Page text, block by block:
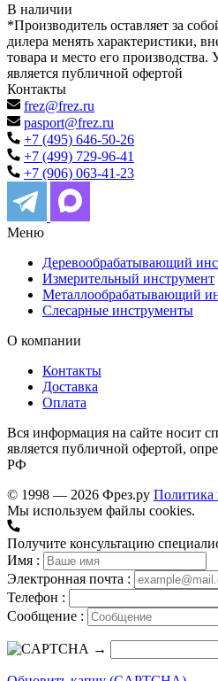
В наличии
*Производитель оставляет за
дилера менять характеристики,
товара и место его
является публичной офертой
Контакты
frez@frez.ru
pasport@frez.ru
+7 (495) 646-50-26
+7 (499) 729-96-41
+7 (906) 063-41-23
Меню
Деревообрабатывающий
Измерительный инструмент
Металлообрабатывающий
Слесарные инструменты
О компании
Контакты
Доставка
Оплата
Вся информация на сайте носит
является публичной офертой,
РФ
© 1998 — 2026 Фрез.ру Политика
Мы используем файлы cookies.
Получите консультацию
Имя :
Электронная почта :
Телефон :
Сообщение :
→